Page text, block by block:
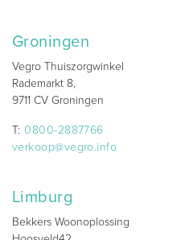
Groningen
Vegro Thuiszorgwinkel
Rademarkt 8,
9711 CV Groningen
T:0800-2887766
verkoop@vegro.info
Limburg
Bekkers Woonoplossing